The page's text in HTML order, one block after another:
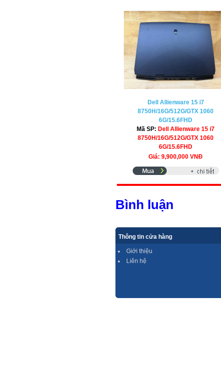
Dell Allienware 15 i7
8750H/16G/512G/GTX 1060
6G/15.6FHD
Mã SP: Dell Allienware 15 i7
8750H/16G/512G/GTX 1060
6G/15.6FHD
Giá: 9,900,000 VNĐ
Bình luận
Thông tin cửa hàng
Giới thiệu
Liên hệ